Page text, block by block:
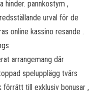
hinder. pannkostym ,
urval för de
online kassino resande .
arrangemang där
spelupplägg tvärs
till exklusiv bonusar ,